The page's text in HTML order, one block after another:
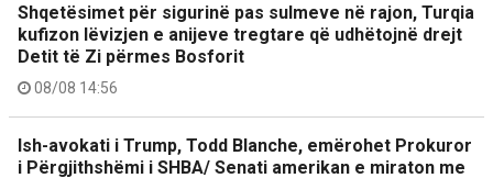
Shqetësimet për sigurinë pas sulmeve në rajon, Turqia
kufizon lëvizjen e anijeve tregtare që udhëtojnë drejt
Detit të Zi përmes Bosforit
08/08 14:56
Ish-avokati i Trump, Todd Blanche, emërohet Prokuror
i Përgjithshëmi i SHBA/ Senati amerikan e miraton me